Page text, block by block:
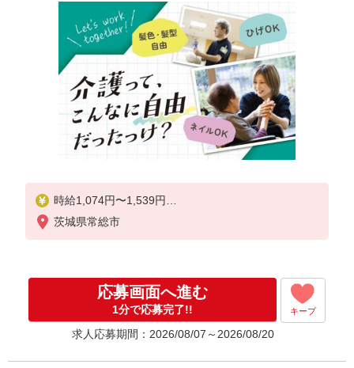
時給1,074円〜1,539円
★土日祝日は時給100円アップ！
茨城県常総市
応募画面へ進む
1分で応募完了!! キープ
求人応募期間：2026/08/07～2026/08/20